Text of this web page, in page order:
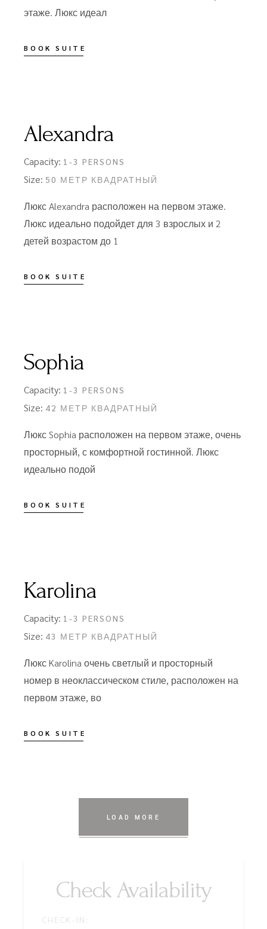
этаже. Люкс идеал
BOOK SUITE
Alexandra
Capacity: 1-3 PERSONS
Size: 50 МЕТР КВАДРАТНЫЙ
Люкс Alexandra расположен на первом этаже.
Люкс идеально подойдет для 3 взрослых и 2
детей возрастом до 1
BOOK SUITE
Sophia
Capacity: 1-3 PERSONS
Size: 42 МЕТР КВАДРАТНЫЙ
Люкс Sophia расположен на первом этаже, очень
просторный, с комфортной гостинной. Люкс
идеально подой
BOOK SUITE
Karolina
Capacity: 1-3 PERSONS
Size: 43 МЕТР КВАДРАТНЫЙ
Люкс Karolina очень светлый и просторный
номер в неоклассическом стиле, расположен на
первом этаже, во
BOOK SUITE
LOAD MORE
Check Availability